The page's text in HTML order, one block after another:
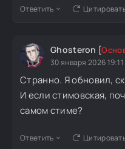
Ответить
Ghosteron [
30 января 2026 19:11
Странно. Я обновил,
И если стимовская,
самом стиме?
Ответить